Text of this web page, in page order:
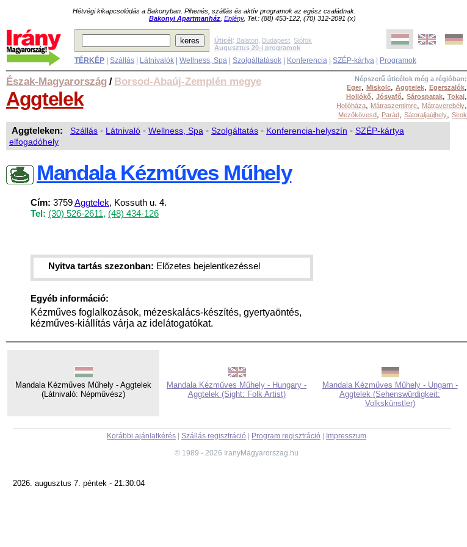
Hétvégi kikapcsolódás a Bakonyban. Pihenés, szállás és aktív programok az egész családnak.
Bakonyi Apartmanház Eplény, Tel.: (88) 453-122, (70) 312-2091 (x)
Úticél: Balaton Budapest Siófok
Augusztus 20-i programok
TÉRKÉP Szállás Látnivalók Wellness, Spa Szolgáltatások Konferencia SZÉP-kártya Programok
Népszerű úticélok még a régióban:
Eger, Miskolc, Aggtelek, Egerszalók,
Hollókő, Jósvafő, Sárospatak, Tokaj,
Hollóháza, Mátraszentimre, Mátraverebély,
Mezőkövesd, Parád, Sátoraljaújhely, Sirok
Észak-Magyarország / Borsod-Abaúj-Zemplén megye
Aggtelek
Aggteleken: Szállás - Látnivaló - Wellness, Spa - Szolgáltatás - Konferencia-helyszín - SZÉP-kártya
elfogadóhely
Mandala Kézműves Műhely
Cím: 3759Aggtelek, Kossuth u. 4.
Tel: (30) 526-2611, (48) 434-126
Nyitva tartás szezonban: Előzetes bejelentkezéssel
Egyéb információ:
Kézműves foglalkozások, mézeskalács-készítés, gyertyaöntés,
kézműves-kiállítás várja az idelátogatókat.
Mandala Kézműves Műhely - Aggtelek
(Látnivaló: Népművész)
Mandala Kézműves Műhely - Hungary -
Aggtelek (Sight: Folk Artist)
Mandala Kézműves Műhely - Ungarn -
Aggtelek (Sehenswürdigkeit:
Volkskünstler)
Korábbi ajánlatkérés Szállás regisztráció Program regisztráció
Impresszum
© 1989 - 2026 IranyMagyarorszag.hu
2026. augusztus 7. péntek - 21:30:04